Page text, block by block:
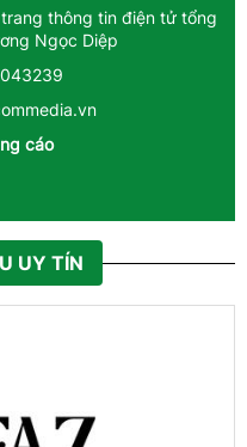
thông tin điện tử tổng
Ngọc Diệp
cáo
UY TÍN